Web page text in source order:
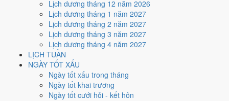
Lịch dương tháng 12 năm 2026
Lịch dương tháng 1 năm 2027
Lịch dương tháng 2 năm 2027
Lịch dương tháng 3 năm 2027
Lịch dương tháng 4 năm 2027
LỊCH TUẦN
NGÀY TỐT XẤU
Ngày tốt xấu trong tháng
Ngày tốt khai trương
Ngày tốt cưới hỏi - kết hôn
Ngày 26/11/2026 dương lịch (Thứ Năm) là ngày 18/10/2026 âm
, tức ngày Giáp Thìn- Can khắc Chi, Trực Chấp, Sao Khuê, nạp
âm Phúc Đăng Hỏa. Tổng hòa, đây là
6.0/10cho các việc quan trọng. Giờ Hoàng Đạo trong ngày:
Thìn, Tỵ, Thân, Dậu, Hợi.
Ngày Dương